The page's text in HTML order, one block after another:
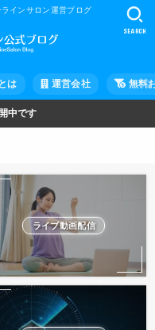
インサロン運営ブログ
は 運営会社 無料
SEARCH
中です
ライブ動画配信